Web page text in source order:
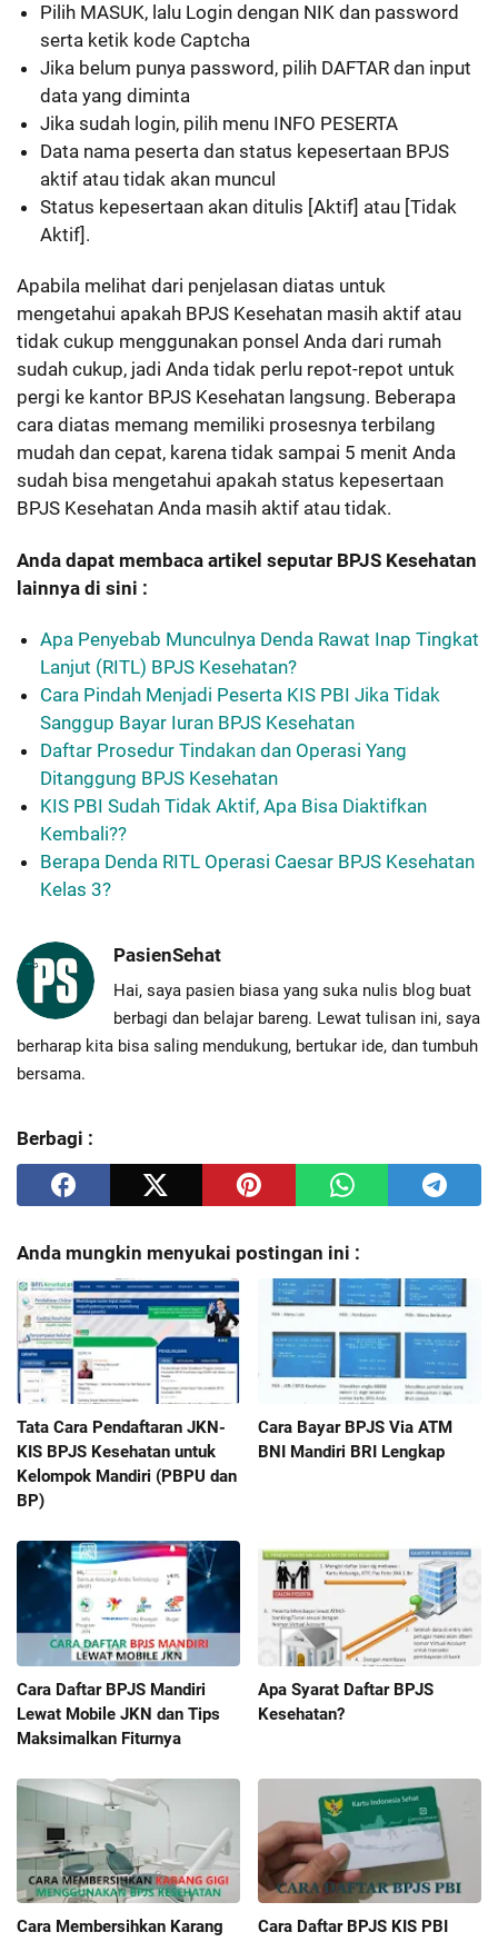
Pilih MASUK, lalu Login dengan NIK dan password
serta ketik kode Captcha
Jika belum punya password, pilih DAFTAR dan input
data yang diminta
Jika sudah login, pilih menu INFO PESERTA
Data nama peserta dan status kepesertaan BPJS
aktif atau tidak akan muncul
Status kepesertaan akan ditulis [Aktif] atau [Tidak
Aktif].
Apabila melihat dari penjelasan diatas untuk
mengetahui apakah BPJS Kesehatan masih aktif atau
tidak cukup menggunakan ponsel Anda dari rumah
sudah cukup, jadi Anda tidak perlu repot-repot untuk
pergi ke kantor BPJS Kesehatan langsung. Beberapa
cara diatas memang memiliki prosesnya terbilang
mudah dan cepat, karena tidak sampai 5 menit Anda
sudah bisa mengetahui apakah status kepesertaan
BPJS Kesehatan Anda masih aktif atau tidak.
Anda dapat membaca artikel seputar BPJS Kesehatan
lainnya di sini :
Apa Penyebab Munculnya Denda Rawat Inap Tingkat
Lanjut (RITL) BPJS Kesehatan?
Cara Pindah Menjadi Peserta KIS PBI Jika Tidak
Sanggup Bayar Iuran BPJS Kesehatan
Daftar Prosedur Tindakan dan Operasi Yang
Ditanggung BPJS Kesehatan
KIS PBI Sudah Tidak Aktif, Apa Bisa Diaktifkan
Kembali??
Berapa Denda RITL Operasi Caesar BPJS Kesehatan
Kelas 3?
PasienSehat
Hai, saya pasien biasa yang suka nulis blog buat
berbagi dan belajar bareng. Lewat tulisan ini, saya
berharap kita bisa saling mendukung, bertukar ide, dan tumbuh
bersama.
Berbagi :
Anda mungkin menyukai postingan ini :
Tata Cara Pendaftaran JKN-
KIS BPJS Kesehatan untuk
Kelompok Mandiri (PBPU dan
BP)
Cara Bayar BPJS Via ATM
BNI Mandiri BRI Lengkap
Cara Daftar BPJS Mandiri
Lewat Mobile JKN dan Tips
Maksimalkan Fiturnya
Apa Syarat Daftar BPJS
Kesehatan?
Cara Membersihkan Karang
Cara Daftar BPJS KIS PBI